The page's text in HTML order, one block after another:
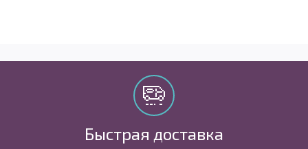
Быстрая доставка